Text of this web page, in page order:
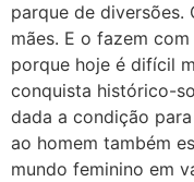
parque de diversões.
mães. E o fazem
porque hoje é difícil
conquista histórico-
dada a condição
ao homem também
mundo feminino em